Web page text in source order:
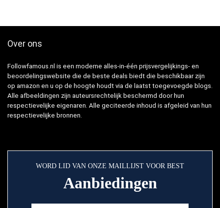
Over ons
Followfamous.nl is een moderne alles-in-één prijsvergelijkings- en
beoordelingswebsite die de beste deals biedt die beschikbaar zijn
op amazon en u op de hoogte houdt via de laatst toegevoegde blogs.
Alle afbeeldingen zijn auteursrechtelijk beschermd door hun
respectievelijke eigenaren. Alle geciteerde inhoud is afgeleid van hun
respectievelijke bronnen.
WORD LID VAN ONZE MAILLIJST VOOR BEST
Aanbiedingen